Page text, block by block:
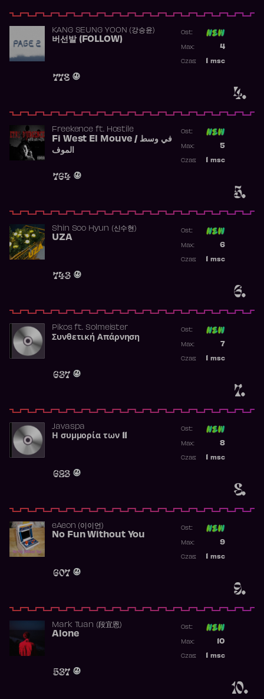
4.
KANG SEUNG YOON (강승윤)
버선발 (FOLLOW)
778
Ost:
4
Max:
msc
Czas:
5.
Freekence ft. Hostile
Fi West El Mouve / في وسط
الموف
764
Ost:
5
Max:
msc
Czas:
6.
Shin Soo Hyun (신수현)
UZA
743
Ost:
6
Max:
msc
Czas:
7.
Pikosft. Solmeister
Συνθετική Απάρνηση
637
Ost:
7
Max:
msc
Czas:
8.
Javaspa
Η συμμορία των 11
623
Ost:
8
Max:
msc
Czas:
9.
​eAeon (이이언)
No Fun Without You
607
Ost:
9
Max:
msc
Czas:
10.
Mark Tuan (段宜恩)
Alone
537
Ost:
10
Max:
msc
Czas: